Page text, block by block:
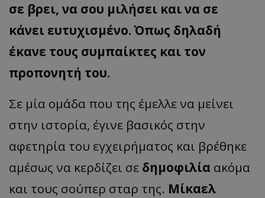
σε βρει, να σου μιλήσει και να σε
κάνει ευτυχισμένο. Όπως δηλαδή
έκανε τους συμπαίκτες και τον
προπονητή του.
Σε μία ομάδα που της έμελλε να μείνει
στην ιστορία, έγινε βασικός στην
αφετηρία του εγχειρήματος και βρέθηκε
αμέσως να κερδίζει σε δημοφιλία ακόμα
και τους σούπερ σταρ της. Μίκαελ